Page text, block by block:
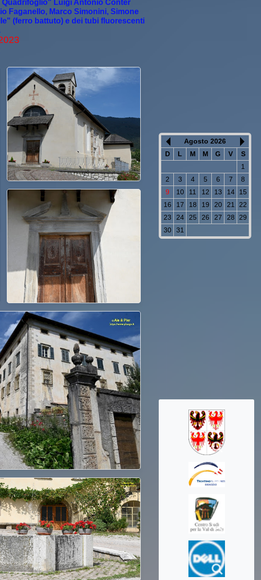
Luigi Antonio Conter
Faganello, Marco Simonini, Simone
(ferro battuto) e dei tubi fluorescenti
Agosto 2026
D
L M M G V
S
1
2
3 4 5 6 7
8
9
10 11 12 13 14
15
16
17 18 19 20 21
22
23
24 25 26 27 28
29
30
31